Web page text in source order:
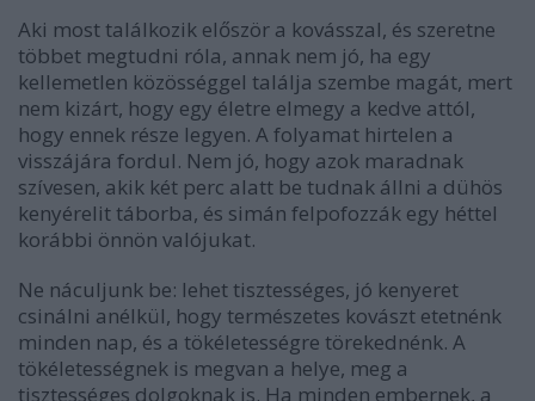
Aki most találkozik először a kovásszal, és szeretne
többet megtudni róla, annak nem jó, ha egy
kellemetlen közösséggel találja szembe magát, mert
nem kizárt, hogy egy életre elmegy a kedve attól,
hogy ennek része legyen. A folyamat hirtelen a
visszájára fordul. Nem jó, hogy azok maradnak
szívesen, akik két perc alatt be tudnak állni a dühös
kenyérelit táborba, és simán felpofozzák egy héttel
korábbi önnön valójukat.
Ne náculjunk be: lehet tisztességes, jó kenyeret
csinálni anélkül, hogy természetes kovászt etetnénk
minden nap, és a tökéletességre törekednénk. A
tökéletességnek is megvan a helye, meg a
tisztességes dolgoknak is. Ha minden embernek, a